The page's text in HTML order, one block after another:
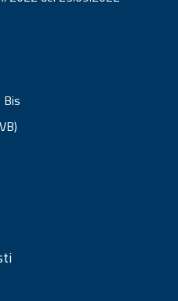
Bis